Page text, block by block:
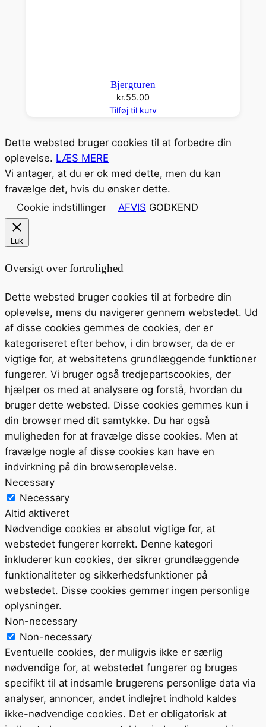
Bjergturen
kr.55.00
Tilføj til kurv
Dette websted bruger cookies til at forbedre din
oplevelse. LÆS MERE
Vi antager, at du er ok med dette, men du kan
fravælge det, hvis du ønsker dette.
Cookie indstillinger
AFVIS GODKEND
Luk
Oversigt over fortrolighed
Dette websted bruger cookies til at forbedre din
oplevelse, mens du navigerer gennem webstedet. Ud
af disse cookies gemmes de cookies, der er
kategoriseret efter behov, i din browser, da de er
vigtige for, at websitetens grundlæggende funktioner
fungerer. Vi bruger også tredjepartscookies, der
hjælper os med at analysere og forstå, hvordan du
bruger dette websted. Disse cookies gemmes kun i
din browser med dit samtykke. Du har også
muligheden for at fravælge disse cookies. Men at
fravælge nogle af disse cookies kan have en
indvirkning på din browseroplevelse.
Necessary
Necessary
Altid aktiveret
Nødvendige cookies er absolut vigtige for, at
webstedet fungerer korrekt. Denne kategori
inkluderer kun cookies, der sikrer grundlæggende
funktionaliteter og sikkerhedsfunktioner på
webstedet. Disse cookies gemmer ingen personlige
oplysninger.
Non-necessary
Non-necessary
Eventuelle cookies, der muligvis ikke er særlig
nødvendige for, at webstedet fungerer og bruges
specifikt til at indsamle brugerens personlige data via
analyser, annoncer, andet indlejret indhold kaldes
ikke-nødvendige cookies. Det er obligatorisk at